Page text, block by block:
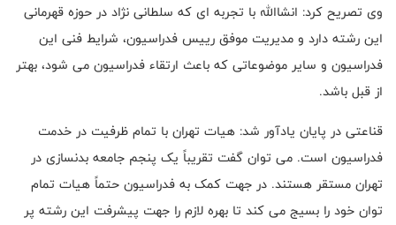
وی تصریح کرد: انشاالله با تجربه ای که سلطانی نژاد در حوزه قهرمانی
این رشته دارد و مدیریت موفق رییس فدراسیون، شرایط فنی این
فدراسیون و سایر موضوعاتی که باعث ارتقاء فدراسیون می شود، بهتر
از قبل باشد.
قناعتی در پایان یادآور شد: هیات تهران با تمام ظرفیت در خدمت
فدراسیون است. می توان گفت تقریباً یک پنجم جامعه بدنسازی در
تهران مستقر هستند. در جهت کمک به فدراسیون حتماً هیات تمام
توان خود را بسیج می کند تا بهره لازم را جهت پیشرفت این رشته پر